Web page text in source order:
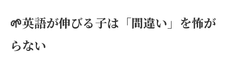
🌱英語が伸びる子は「間違い」を怖が
らない